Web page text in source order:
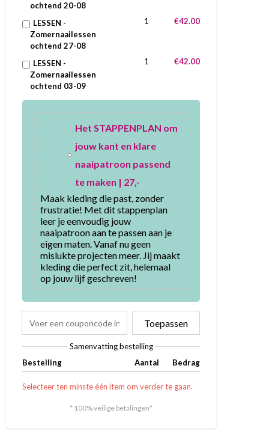
ochtend 20-08
LESSEN -
Zomernaailessen
ochtend 27-08
1 €42.00
LESSEN -
Zomernaailessen
ochtend 03-09
1 €42.00
Het STAPPENPLAN om
jouw kant en klare
naaipatroon passend
te maken | 27,-
Maak kleding die past, zonder
frustratie! Met dit stappenplan
leer je eenvoudig jouw
naaipatroon aan te passen aan je
eigen maten. Vanaf nu geen
mislukte projecten meer. Jij maakt
kleding die perfect zit, helemaal
op jouw lijf geschreven!
Toepassen
Samenvatting bestelling
Bestelling
Aantal Bedrag
Selecteer ten minste één item om verder te gaan.
* 100% veilige betalingen*